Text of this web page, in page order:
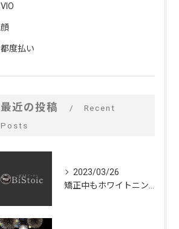
VIO
顔
都度払い
最近の投稿
Recent
Posts
2023/03/26
矯正中もホワイトニングできるの⁉️